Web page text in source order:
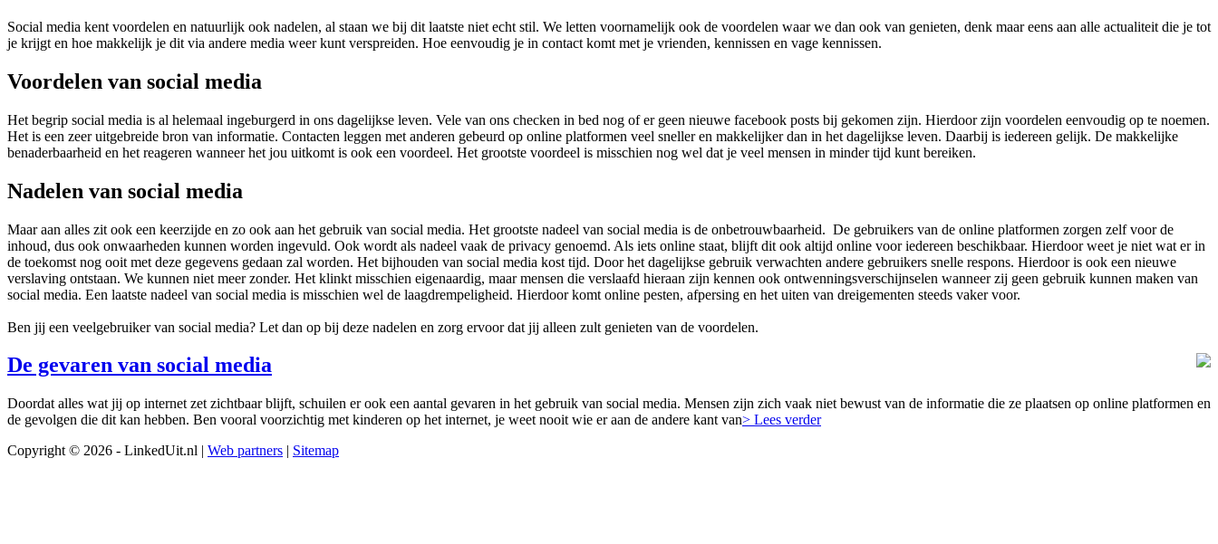
Social media kent voordelen en natuurlijk ook nadelen, al staan we bij dit laatste niet echt stil. We letten voornamelijk ook de voordelen waar we dan ook van genieten, denk maar eens aan alle actualiteit die je tot
je krijgt en hoe makkelijk je dit via andere media weer kunt verspreiden. Hoe eenvoudig je in contact komt met je vrienden, kennissen en vage kennissen.
Voordelen van social media
Het begrip social media is al helemaal ingeburgerd in ons dagelijkse leven. Vele van ons checken in bed nog of er geen nieuwe facebook posts bij gekomen zijn. Hierdoor zijn voordelen eenvoudig op te noemen.
Het is een zeer uitgebreide bron van informatie. Contacten leggen met anderen gebeurd op online platformen veel sneller en makkelijker dan in het dagelijkse leven. Daarbij is iedereen gelijk. De makkelijke
benaderbaarheid en het reageren wanneer het jou uitkomt is ook een voordeel. Het grootste voordeel is misschien nog wel dat je veel mensen in minder tijd kunt bereiken.
Nadelen van social media
Maar aan alles zit ook een keerzijde en zo ook aan het gebruik van social media. Het grootste nadeel van social media is de onbetrouwbaarheid. De gebruikers van de online platformen zorgen zelf voor de
inhoud, dus ook onwaarheden kunnen worden ingevuld. Ook wordt als nadeel vaak de privacy genoemd. Als iets online staat, blijft dit ook altijd online voor iedereen beschikbaar. Hierdoor weet je niet wat er in
de toekomst nog ooit met deze gegevens gedaan zal worden. Het bijhouden van social media kost tijd. Door het dagelijkse gebruik verwachten andere gebruikers snelle respons. Hierdoor is ook een nieuwe
verslaving ontstaan. We kunnen niet meer zonder. Het klinkt misschien eigenaardig, maar mensen die verslaafd hieraan zijn kennen ook ontwenningsverschijnselen wanneer zij geen gebruik kunnen maken van
social media. Een laatste nadeel van social media is misschien wel de laagdrempeligheid. Hierdoor komt online pesten, afpersing en het uiten van dreigementen steeds vaker voor.
Ben jij een veelgebruiker van social media? Let dan op bij deze nadelen en zorg ervoor dat jij alleen zult genieten van de voordelen.
De gevaren van social media
Doordat alles wat jij op internet zet zichtbaar blijft, schuilen er ook een aantal gevaren in het gebruik van social media. Mensen zijn zich vaak niet bewust van de informatie die ze plaatsen op online platformen en
de gevolgen die dit kan hebben. Ben vooral voorzichtig met kinderen op het internet, je weet nooit wie er aan de andere kant van> Lees verder
Copyright © 2026 - LinkedUit.nl | Web partners | Sitemap